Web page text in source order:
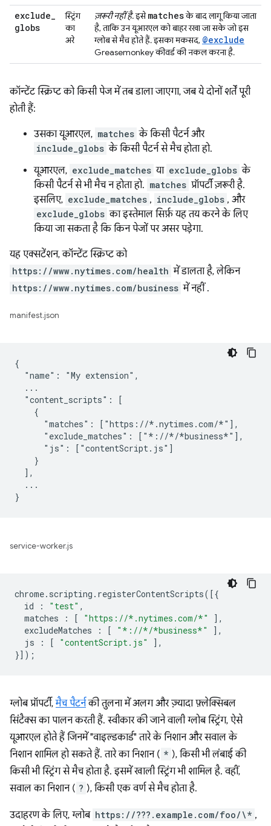
exclude_
globs
स्ट्रिंग
का
अरे
ज़रूरी नहीं है.इसेmatchesके बाद लागू किया जाता
है, ताकि उन यूआरएल को बाहर रखा जा सके जो इस
ग्लोब से मैच होते हैं. इसका मकसद, @exclude
Greasemonkey कीवर्ड की नकल करना है.
कॉन्टेंट स्क्रिप्ट को किसी पेज में तब डाला जाएगा, जब ये दोनों शर्तें पूरी
होती हैं:
उसका यूआरएल, matches के किसी पैटर्न और
include_globs के किसी पैटर्न से मैच होता हो.
यूआरएल, exclude_matches या exclude_globs के
किसी पैटर्न से भी मैच न होता हो. matches प्रॉपर्टी ज़रूरी है.
इसलिए, exclude_matches , include_globs , और
exclude_globs का इस्तेमाल सिर्फ़ यह तय करने के लिए
किया जा सकता है कि किन पेजों पर असर पड़ेगा.
यह एक्सटेंशन, कॉन्टेंट स्क्रिप्ट को
https://www.nytimes.com/health में डालता है, लेकिन
https://www.nytimes.com/business में नहीं .
manifest.json
{
  "name": "My extension",
  ...
  "content_scripts": [
    {
      "matches": ["https://*.nytimes.com/*"],
      "exclude_matches": ["*://*/*business*"],
      "js": ["contentScript.js"]
    }
  ],
  ...
service-worker.js
chrome. scripting . registerContentScripts([{
id
: "test" ,
matches
: [ "https://*.nytimes.com/*"
],
excludeMatches
: [ "*://*/*business*"
],
js
: [ "contentScript.js"
],
}]);
ग्लोब प्रॉपर्टी,मैच पैटर्नकी तुलना में अलग और ज़्यादा फ़्लेक्सिबल
सिंटैक्स का पालन करती हैं. स्वीकार की जाने वाली ग्लोब स्ट्रिंग, ऐसे
यूआरएल होते हैं जिनमें "वाइल्डकार्ड" तारे के निशान और सवाल के
निशान शामिल हो सकते हैं. तारे का निशान ( * ), किसी भी लंबाई की
किसी भी स्ट्रिंग से मैच होता है. इसमें खाली स्ट्रिंग भी शामिल है. वहीं,
सवाल का निशान ( ? ), किसी एक वर्ण से मैच होता है.
उदाहरण के लिए, ग्लोब https://???.example.com/foo/\* ,